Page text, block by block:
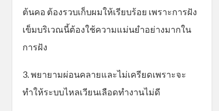
ต้นคอ ต้องรวบเก็บผมให้เรียบร้อย เพราะการฝัง
เข็มบริเวณนี้ต้องใช้ความแม่นยำอย่างมากใน
การฝัง
3. พยายามผ่อนคลายและไม่เครียดเพราะจะ
ทำให้ระบบไหลเวียนเลือดทำงานไม่ดี